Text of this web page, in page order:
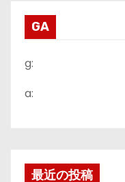
GA
g:
a:
最近の投稿